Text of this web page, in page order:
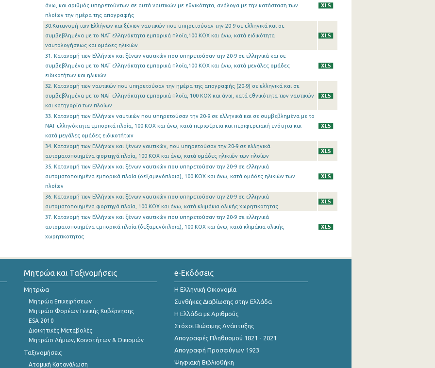
άνω, και αριθμός υπηρετούντων σε αυτά ναυτικών με εθνικότητα, ανάλογα με την κατάσταση των
πλοίων την ημέρα της απογραφής
30.Κατανομή των Ελλήνων και ξένων ναυτικών που υπηρετούσαν την 20-9 σε ελληνικά και σε
συμβεβλημένα με το ΝΑΤ ελληνόκτητα εμπορικά πλοία,100 ΚΟΧ και άνω, κατά ειδικότητα
ναυτολογήσεως και ομάδες ηλικιών
31. Κατανομή των Ελλήνων και ξένων ναυτικών που υπηρετούσαν την 20-9 σε ελληνικά και σε
συμβεβλημένα με το ΝΑΤ ελληνόκτητα εμπορικά πλοία,100 ΚΟΧ και άνω, κατά μεγάλες ομάδες
ειδικοτήτων και ηλικιών
32. Κατανομή των ναυτικών που υπηρετούσαν την ημέρα της απογραφής (20-9) σε ελληνικά και σε
συμβεβλημένα με το ΝΑΤ ελληνόκτητα εμπορικά πλοία, 100 ΚΟΧ και άνω, κατά εθνικότητα των ναυτικών
και κατηγορία των πλοίων
33. Κατανομή των Ελλήνων ναυτικών που υπηρετούσαν την 20-9 σε ελληνικά και σε συμβεβλημένα με το
ΝΑΤ ελληνόκτητα εμπορικά πλοία, 100 ΚΟΧ και άνω, κατά περιφέρεια και περιφερειακή ενότητα και
κατά μεγάλες ομάδες ειδικοτήτων
34. Κατανομή των Ελλήνων και ξένων ναυτικών, που υπηρετούσαν την 20-9 σε ελληνικά
αυτοματοποιημένα φορτηγά πλοία, 100 ΚΟΧ και άνω, κατά ομάδες ηλικιών των πλοίων
35. Κατανομή των Ελλήνων και ξένων ναυτικών που υπηρετούσαν την 20-9 σε ελληνικά
αυτοματοποιημένα εμπορικά πλοία (δεξαμενόπλοια), 100 ΚΟΧ και άνω, κατά ομάδες ηλικιών των
πλοίων
36. Κατανομή των Ελλήνων και ξένων ναυτικών που υπηρετούσαν την 20-9 σε ελληνικά
αυτοματοποιημένα φορτηγά πλοία, 100 ΚΟΧ και άνω, κατά κλιμάκια ολικής χωρητικοτητας
37. Κατανομή των Ελλήνων και ξένων ναυτικών που υπηρετούσαν την 20-9 σε ελληνικά
αυτοματοποιημένα εμπορικά πλοία (δεξαμενόπλοια), 100 ΚΟΧ και άνω, κατά κλιμάκια ολικής
χωρητικοτητας
Μητρώα και Ταξινομήσεις
Μητρώα
Μητρώα Επιχειρήσεων
Μητρώο Φορέων Γενικής Κυβέρνησης
ESA 2010
Διοικητικές Μεταβολές
Μητρώο Δήμων, Κοινοτήτων & Οικισμών
Ταξινομήσεις
Ατομική Κατανάλωση
e-Εκδόσεις
Η Ελληνική Οικονομία
Συνθήκες Διαβίωσης στην Ελλάδα
Η Ελλάδα με Αριθμούς
Στόχοι Βιώσιμης Ανάπτυξης
Απογραφές Πληθυσμού 1821 - 2021
Απογραφή Προσφύγων 1923
Ψηφιακή Βιβλιοθήκη